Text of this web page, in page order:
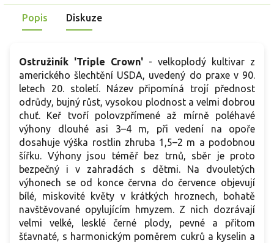
slupkou, sladkou, aromatickou dužninou se hodí k přímé
konzumaci, na dezerty i k mražení. Plody obsahují vitamin C a
Popis Diskuze
Ostružiník 'Triple Crown' - velkoplodý kultivar z
amerického šlechtění USDA, uvedený do praxe v 90.
letech 20. století. Název připomíná trojí přednost
odrůdy, bujný růst, vysokou plodnost a velmi dobrou
chuť. Keř tvoří polovzpřímené až mírně poléhavé
výhony dlouhé asi 3–4 m, při vedení na opoře
dosahuje výška rostlin zhruba 1,5–2 m a podobnou
šířku. Výhony jsou téměř bez trnů, sběr je proto
bezpečný i v zahradách s dětmi. Na dvouletých
výhonech se od konce června do července objevují
bílé, miskovité květy v krátkých hroznech, bohatě
navštěvované opylujícím hmyzem. Z nich dozrávají
velmi velké, lesklé černé plody, pevné a přitom
šťavnaté, s harmonickým poměrem cukrů a kyselin a